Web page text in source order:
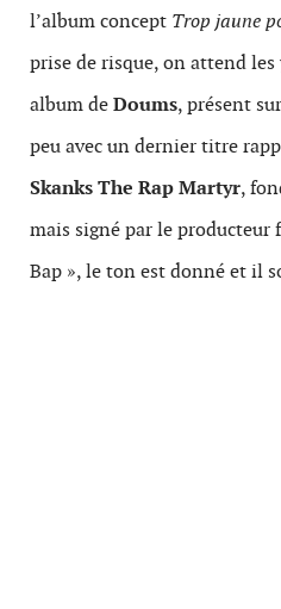
l’album concept Trop jaune
prise de risque, on attend
album deDoums, présent
peu avec un dernier titre
Skanks The Rap Martyr,
mais signé par le producteur
Bap », le ton est donné et il